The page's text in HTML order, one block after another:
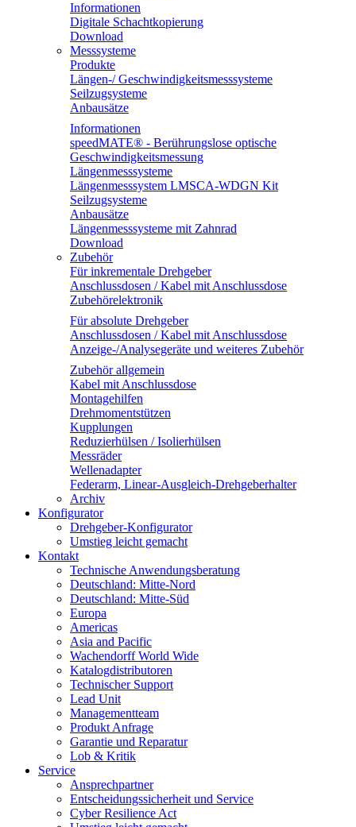
Informationen
Digitale Schachtkopierung
Download
Messsysteme
Produkte
Längen-/ Geschwindigkeitsmesssysteme
Seilzugsysteme
Anbausätze
Informationen
speedMATE® - Berührungslose optische
Geschwindigkeitsmessung
Längenmesssysteme
Längenmesssystem LMSCA-WDGN Kit
Seilzugsysteme
Anbausätze
Längenmesssysteme mit Zahnrad
Download
Zubehör
Für inkrementale Drehgeber
Anschlussdosen / Kabel mit Anschlussdose
Zubehörelektronik
Für absolute Drehgeber
Anschlussdosen / Kabel mit Anschlussdose
Anzeige-/Analysegeräte und weiteres Zubehör
Zubehör allgemein
Kabel mit Anschlussdose
Montagehilfen
Drehmomentstützen
Kupplungen
Reduzierhülsen / Isolierhülsen
Messräder
Wellenadapter
Federarm, Linear-Ausgleich-Drehgeberhalter
Archiv
Konfigurator
Drehgeber-Konfigurator
Umstieg leicht gemacht
Kontakt
Technische Anwendungsberatung
Deutschland: Mitte-Nord
Deutschland: Mitte-Süd
Europa
Americas
Asia and Pacific
Wachendorff World Wide
Katalogdistributoren
Technischer Support
Lead Unit
Managementteam
Produkt Anfrage
Garantie und Reparatur
Lob & Kritik
Service
Ansprechpartner
Entscheidungssicherheit und Service
Cyber Resilience Act